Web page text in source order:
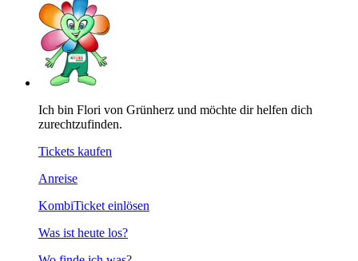
Ich bin Flori von Grünherz und möchte dir helfen dich
zurechtzufinden.
Tickets kaufen
Anreise
KombiTicket einlösen
Was ist heute los?